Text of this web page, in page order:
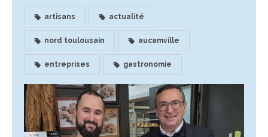
artisans actualité
nord toulousain aucamville
entreprises gastronomie